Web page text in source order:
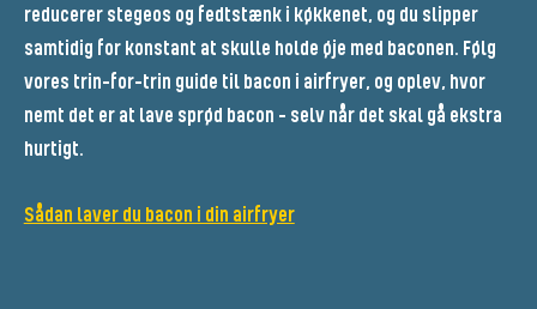
reducerer stegeos og fedtstænk i køkkenet, og du slipper
samtidig for konstant at skulle holde øje med baconen. Følg
vores trin-for-trin guide til bacon i airfryer, og oplev, hvor
nemt det er at lave sprød bacon - selv når det skal gå ekstra
hurtigt.
Sådan laver du bacon i din airfryer